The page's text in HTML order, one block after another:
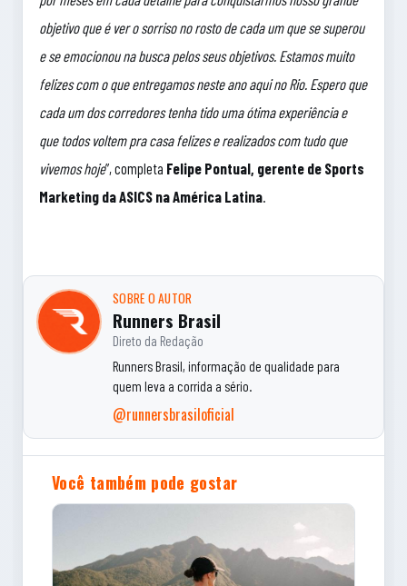
objetivo que é ver o sorriso no rosto de cada um que se superou
e se emocionou na busca pelos seus objetivos. Estamos muito
felizes com o que entregamos neste ano aqui no Rio. Espero que
cada um dos corredores tenha tido uma ótima experiência e
que todos voltem pra casa felizes e realizados com tudo que
vivemos hoje”, completa Felipe Pontual, gerente de Sports
Marketing da ASICS na América Latina
SOBRE O AUTOR
Runners Brasil
Direto da Redação
Runners Brasil, informação de qualidade para
quem leva a corrida a sério.
@runnersbrasiloficial
Você também pode gostar